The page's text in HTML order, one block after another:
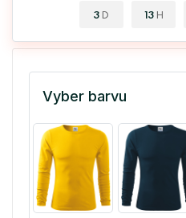
3 D 13 H
Vyber barvu